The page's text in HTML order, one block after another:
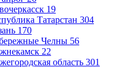
19
Татарстан 304
170
Челны 56
22
область 301